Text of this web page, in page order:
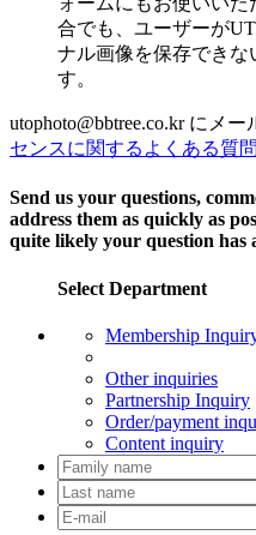
合でも、ユーザーが
ナル画像を保存できな
す。
utophoto@bbtree.co.kr にメ
センスに関するよくある質
Send us your questions,
address them as quickly as
quite likely your question has
Select Department
Membership
Other inquiries
Partnership Inquiry
Order/payment
Content inquiry